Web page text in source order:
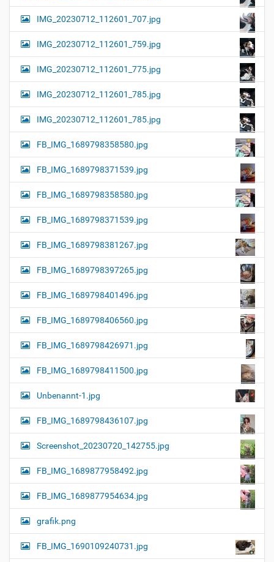
IMG_20230712_112601_707.jpg
IMG_20230712_112601_759.jpg
IMG_20230712_112601_775.jpg
IMG_20230712_112601_785.jpg
IMG_20230712_112601_785.jpg
FB_IMG_1689798358580.jpg
FB_IMG_1689798371539.jpg
FB_IMG_1689798358580.jpg
FB_IMG_1689798371539.jpg
FB_IMG_1689798381267.jpg
FB_IMG_1689798397265.jpg
FB_IMG_1689798401496.jpg
FB_IMG_1689798406560.jpg
FB_IMG_1689798426971.jpg
FB_IMG_1689798411500.jpg
Unbenannt-1.jpg
FB_IMG_1689798436107.jpg
Screenshot_20230720_142755.jpg
FB_IMG_1689877958492.jpg
FB_IMG_1689877954634.jpg
grafik.png
FB_IMG_1690109240731.jpg